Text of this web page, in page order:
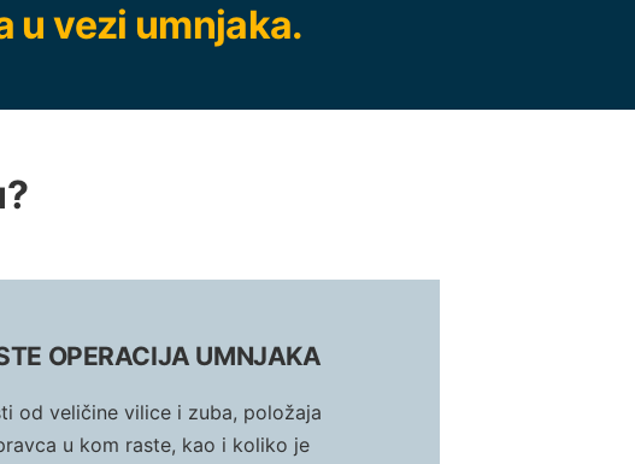
u vezi umnjaka.
OPERACIJA UMNJAKA
od veličine vilice i zuba, položaja
u kom raste, kao i koliko je